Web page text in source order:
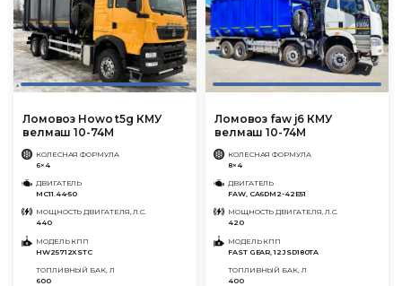
Ломовоз Howo t5g КМУ
велмаш 10-74М
КОЛЕСНАЯ ФОРМУЛА
6×4
ДВИГАТЕЛЬ
MC11.44-50
МОЩНОСТЬ ДВИГАТЕЛЯ, Л.С.
440
МОДЕЛЬ КПП
HW25712XSTC
ТОПЛИВНЫЙ БАК, Л
600
Ломовоз faw j6 КМУ
велмаш 10-74М
КОЛЕСНАЯ ФОРМУЛА
8×4
ДВИГАТЕЛЬ
FAW, CA6DM2-42E51
МОЩНОСТЬ ДВИГАТЕЛЯ, Л.С.
420
МОДЕЛЬ КПП
FAST GEAR, 12JSD180TA
ТОПЛИВНЫЙ БАК, Л
400